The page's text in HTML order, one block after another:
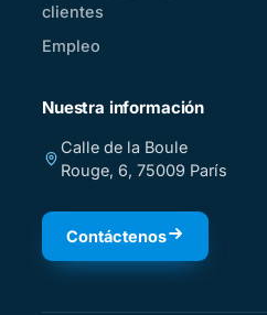
clientes
Empleo
Nuestra información
Calle de la Boule
Rouge, 6, 75009 París
Contáctenos